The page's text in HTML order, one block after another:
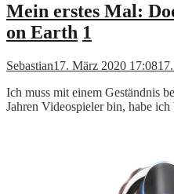
Mein erstes Mal:
on Earth 1
Sebastian17. März 2020 17:08
Ich muss mit einem Geständnis
Jahren Videospieler bin, habe